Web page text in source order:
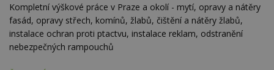
Kompletní výškové práce v Praze a okolí - mytí, opravy a nátěry
fasád, opravy střech, komínů, žlabů, čištění a nátěry žlabů,
instalace ochran proti ptactvu, instalace reklam, odstranění
nebezpečných rampouchů